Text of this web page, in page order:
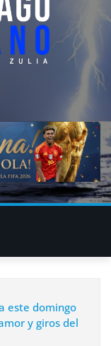
este domingo
y giros del